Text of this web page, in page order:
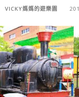
VICKY媽媽的遊樂園